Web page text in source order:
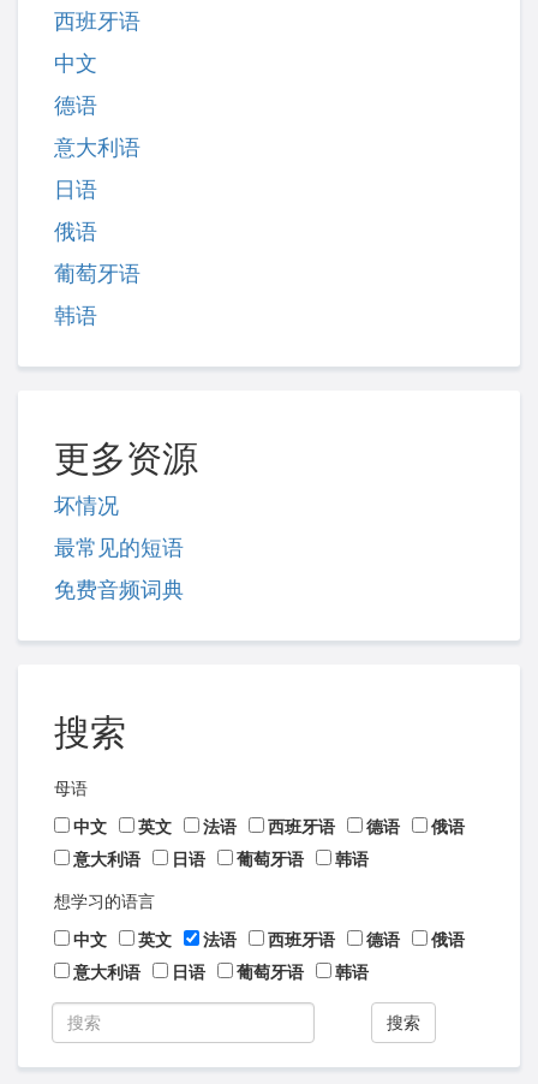
西班牙语
中文
德语
意大利语
日语
俄语
葡萄牙语
韩语
更多资源
坏情况
最常见的短语
免费音频词典
搜索
母语
中文
英文 法语 西班牙语 德语
俄语
意大利语
日语 葡萄牙语 韩语
想学习的语言
中文
英文 法语 西班牙语 德语
俄语
意大利语
日语 葡萄牙语 韩语
搜索